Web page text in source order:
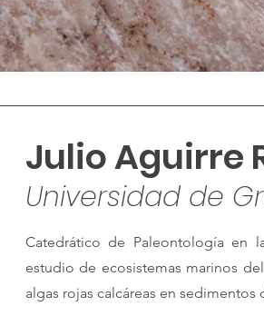
Julio Aguirre
Universidad de
Catedrático de Paleontología en
estudio de ecosistemas marinos
algas rojas calcáreas en